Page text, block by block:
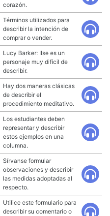
corazón.
Términos utilizados para
describir la intención de
comprar o vender.
Lucy Barker: Ilse es un
personaje muy difícil de
describir.
Hay dos maneras clásicas
de describir el
procedimiento meditativo.
Los estudiantes deben
representar y describir
estos ejemplos en una
columna.
Sírvanse formular
observaciones y describir
las medidas adoptadas al
respecto.
Utilice este formulario para
describir su comentario o